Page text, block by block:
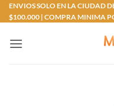
Saltar
al
ENVIOS SOLO EN LA CIUDAD
$100.000 | COMPRA MINIMA